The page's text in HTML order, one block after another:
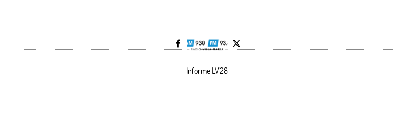
Informe LV28